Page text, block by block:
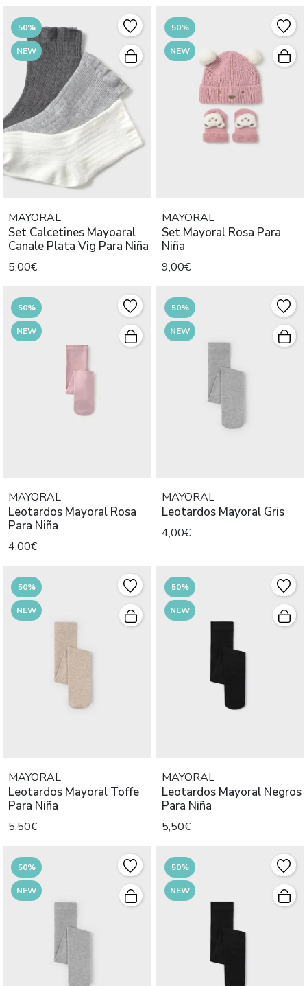
50%
NEW
MAYORAL
Set Calcetines Mayoaral
Canale Plata Vig Para Niña
5,00€
50%
NEW
MAYORAL
Set Mayoral Rosa Para
Niña
9,00€
50%
NEW
MAYORAL
Leotardos Mayoral Rosa
Para Niña
4,00€
50%
NEW
MAYORAL
Leotardos Mayoral Gris
4,00€
50%
NEW
MAYORAL
Leotardos Mayoral Toffe
Para Niña
5,50€
50%
NEW
MAYORAL
Leotardos Mayoral Negros
Para Niña
5,50€
50%
NEW
50%
NEW